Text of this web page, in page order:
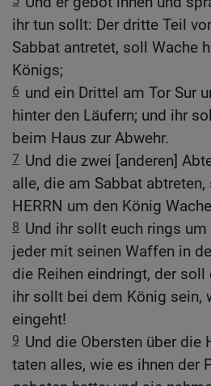
ihr tun sollt: Der dritte Teil
Sabbat antretet, soll Wache
Königs;
6 und ein Drittel am Tor Sur
hinter den Läufern; und ihr
beim Haus zur Abwehr.
7 Und die zwei [anderen]
alle, die am Sabbat
HERRN um den König
8 Und ihr sollt euch rings
jeder mit seinen Waffen in
die Reihen eindringt, der
ihr sollt bei dem König sein,
eingeht!
9 Und die Obersten über die
taten alles, wie es ihnen der